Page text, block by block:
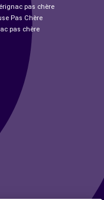
pas chère
Pas Chère
pas chère